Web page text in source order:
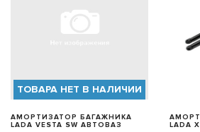
ТОВАРА НЕТ В НАЛИЧИИ
АМОРТИЗАТОР БАГАЖНИКА
LADA VESTA SW АВТОВАЗ
LADA